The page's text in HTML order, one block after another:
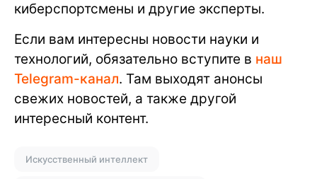
киберспортсмены и другие эксперты.
Если вам интересны новости науки и
технологий, обязательно вступите в наш
Telegram-канал. Там выходят анонсы
свежих новостей, а также другой
интересный контент.
Искусственный интеллект